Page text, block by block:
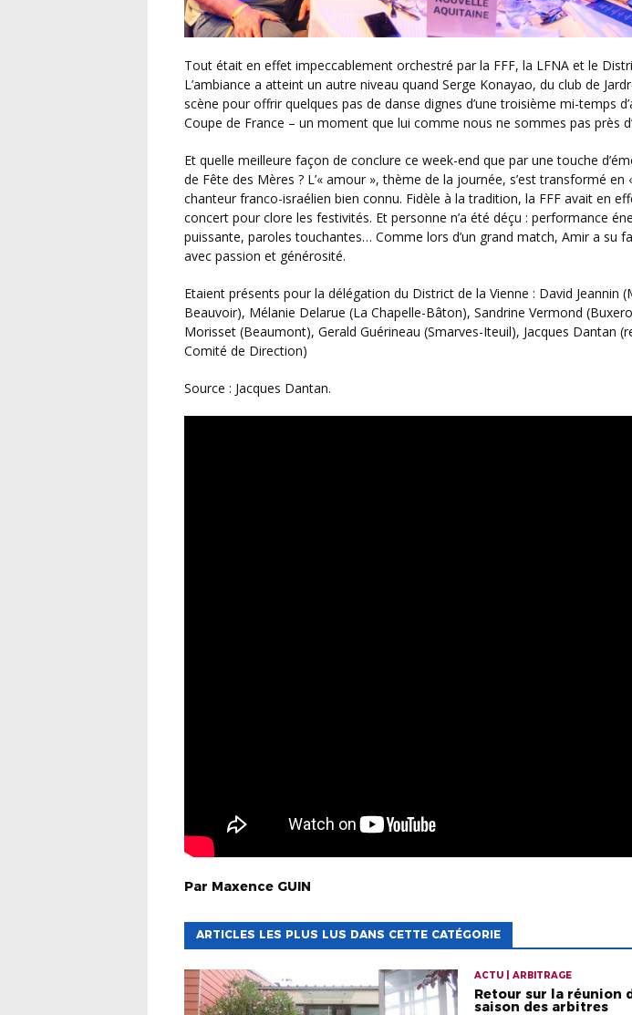
Tout était en effet impeccablement orchestré par la FFF, la LFNA et le District de la Vienne.
L’ambiance a atteint un autre niveau quand Serge Konayao, du club de
scène pour offrir quelques pas de danse dignes d’une troisième mi-temps
Coupe de France – un moment que lui comme nous ne sommes pas près
Et quelle meilleure façon de conclure ce week-end que par une touche d’émotion, en ce jour
de Fête des Mères ? L’« amour », thème de la journée, s’est transformé en
chanteur franco-israélien bien connu. Fidèle à la tradition, la FFF avait en
concert pour clore les festivités. Et personne n’a été déçu : performance
puissante, paroles touchantes… Comme lors d’un grand match, Amir a su
avec passion et générosité.
Etaient présents pour la délégation du District de la Vienne : David Jeannin (Mignaloux-
Beauvoir), Mélanie Delarue (La Chapelle-Bâton), Sandrine Vermond
Morisset (Beaumont), Gerald Guérineau (Smarves-Iteuil), Jacques Dantan
Comité de Direction)
Source : Jacques Dantan.
Par Maxence GUIN
ARTICLES LES PLUS LUS DANS CETTE CATÉGORIE
ACTU | ARBITRAGE
Retour sur la réunion
saison des arbitres